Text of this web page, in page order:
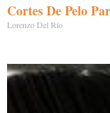
Cortes De Pelo
Lorenzo Del Río